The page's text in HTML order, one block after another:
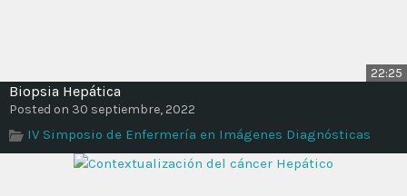
22:25
Biopsia Hepática
Posted on 30 septiembre, 2022
IV Simposio de Enfermería en Imágenes Diagnósticas